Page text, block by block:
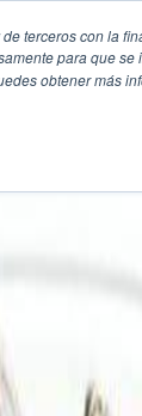
terceros con la
para que
obtener más